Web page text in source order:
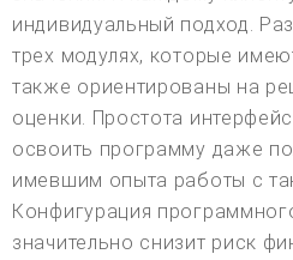
индивидуальный подход.
трех модулях, которые
также ориентированы на
оценки. Простота
освоить программу даже
имевшим опыта работы с
Конфигурация
значительно снизит риск